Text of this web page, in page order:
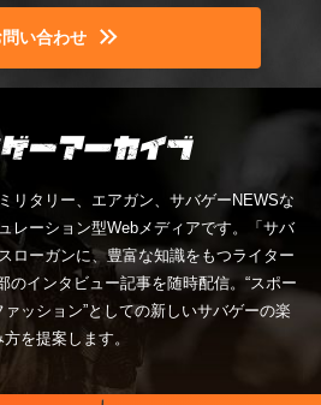
問い合わせ
リタリー、エアガン、サバゲーNEWSな
レーション型Webメディアです。「サバ
ローガンに、豊富な知識をもつライター
のインタビュー記事を随時配信。“スポー
ァッション”としての新しいサバゲーの楽
方を提案します。